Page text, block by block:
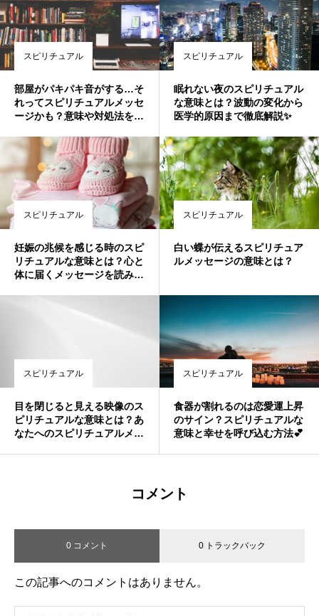
スピリチュアル
部屋がパキパキ音がする…そ
れってスピリチュアルメッセ
ージかも？意味や対処法を詳
スピリチュアル
眠れない夜のスピリチュアル
な意味とは？波動の変化から
医学的原因まで徹底解説✨
スピリチュアル
妊娠の兆候を感じる時のスピ
リチュアルな意味とは？心と
体に届くメッセージを読み解
スピリチュアル
白い蝶が伝えるスピリチュア
ルメッセージの意味とは？
スピリチュアル
目を閉じると見える映像のス
ピリチュアルな意味とは？あ
なたへのスピリチュアルメッ
スピリチュアル
食器が割れるのは恋愛運上昇
のサイン？スピリチュアルな
意味と幸せを呼び込む方法💕
コメント
0 コメント 0 トラックバック
この記事へのコメントはありません。